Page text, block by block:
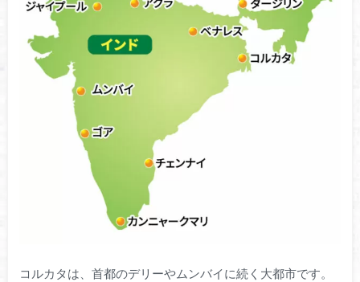
コルカタは、首都のデリーやムンバイに続く大都市です。